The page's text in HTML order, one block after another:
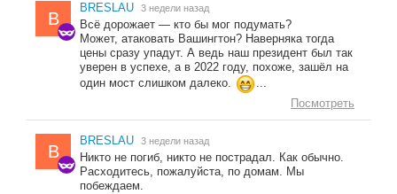
B
BRESLAU 3 недели назад
Всё дорожает — кто бы мог подумать?
Может, атаковать Вашингтон? Наверняка тогда
цены сразу упадут. А ведь наш президент был так
уверен в успехе, а в 2022 году, похоже, зашёл на
один мост слишком далеко.
...
Посмотреть
B
BRESLAU 3 недели назад
Никто не погиб, никто не пострадал. Как обычно.
Расходитесь, пожалуйста, по домам. Мы
побеждаем.